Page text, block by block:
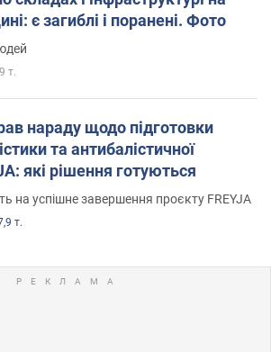
є загиблі і поранені. Фото
т.
нараду щодо підготовки
які рішення готуються
на успішне завершення проєкту FREYJA
т.